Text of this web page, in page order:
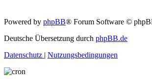
Powered by phpBB® Forum Software ©
Deutsche Übersetzung durch phpBB.de
Datenschutz | Nutzungsbedingungen